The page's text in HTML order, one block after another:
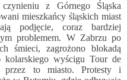
z Górnego Śląska
mieszkańcy śląskich miast
podjęcie, coraz bardziej
problemem. W Zabrzu po
śmieci, zagrożono blokadą
kolarskiego wyścigu Tour de
przez to miasto. Protesty i